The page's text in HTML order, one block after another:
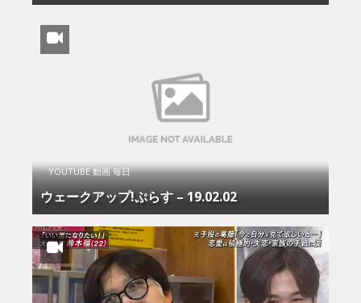
YOUTUBE 動画 毎日
ウェークアップ!ぷらす – 19.02.02